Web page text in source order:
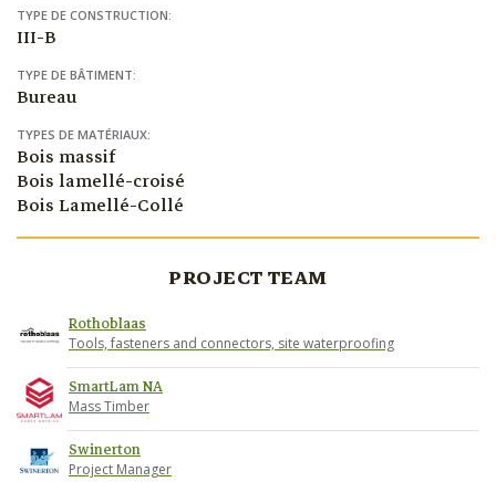
TYPE DE CONSTRUCTION:
III-B
TYPE DE BÂTIMENT:
Bureau
TYPES DE MATÉRIAUX:
Bois massif
Bois lamellé-croisé
Bois Lamellé-Collé
PROJECT TEAM
Rothoblaas
Tools, fasteners and connectors, site waterproofing
SmartLam NA
Mass Timber
Swinerton
Project Manager